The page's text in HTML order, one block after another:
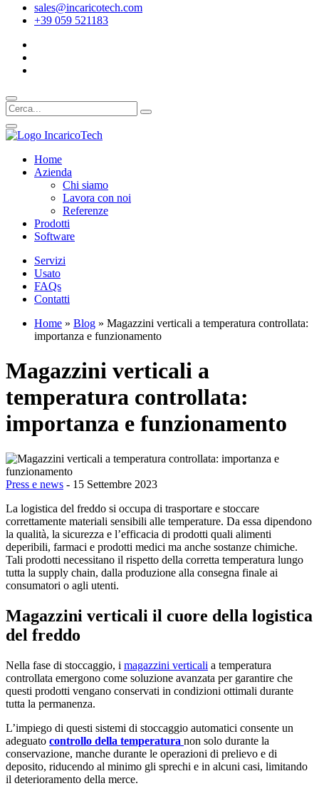
sales@incaricotech.com
+39 059 521183
Home
Azienda
Chi siamo
Lavora con noi
Referenze
Prodotti
Software
Servizi
Usato
FAQs
Contatti
Home » Blog » Magazzini verticali a temperatura controllata:
importanza e funzionamento
Magazzini verticali a
temperatura controllata:
importanza e funzionamento
Press e news - 15 Settembre 2023
La logistica del freddo si occupa di trasportare e stoccare
correttamente materiali sensibili alle temperature. Da essa dipendono
la qualità, la sicurezza e l’efficacia di prodotti quali alimenti
deperibili, farmaci e prodotti medici ma anche sostanze chimiche.
Tali prodotti necessitano il rispetto della corretta temperatura lungo
tutta la supply chain, dalla produzione alla consegna finale ai
consumatori o agli utenti.
Magazzini verticali il cuore della logistica
del freddo
Nella fase di stoccaggio, i magazzini verticali a temperatura
controllata emergono come soluzione avanzata per garantire che
questi prodotti vengano conservati in condizioni ottimali durante
tutta la permanenza.
L’impiego di questi sistemi di stoccaggio automatici consente un
adeguato controllo della temperatura non solo durante la
conservazione, manche durante le operazioni di prelievo e di
deposito, riducendo al minimo gli sprechi e in alcuni casi, limitando
il deterioramento della merce.